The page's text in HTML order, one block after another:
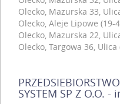
Olecko, Mazurska 33,
Olecko, Aleje Lipowe (19-
Olecko, Mazurska 22,
Olecko, Targowa 36, Ulica
SYSTEM SP Z O.O.